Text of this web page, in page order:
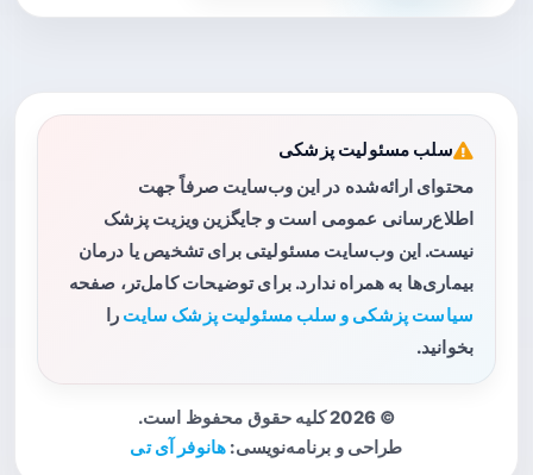
سلب مسئولیت پزشکی
محتوای ارائه‌شده در این وب‌سایت صرفاً جهت
اطلاع‌رسانی عمومی است و جایگزین ویزیت پزشک
نیست. این وب‌سایت مسئولیتی برای تشخیص یا درمان
بیماری‌ها به همراه ندارد. برای توضیحات کامل‌تر، صفحه
سیاست پزشکی و سلب مسئولیت پزشک سایت را
بخوانید.
© 2026 کلیه حقوق محفوظ است.
طراحی و برنامه‌نویسی: هانوفر آی تی